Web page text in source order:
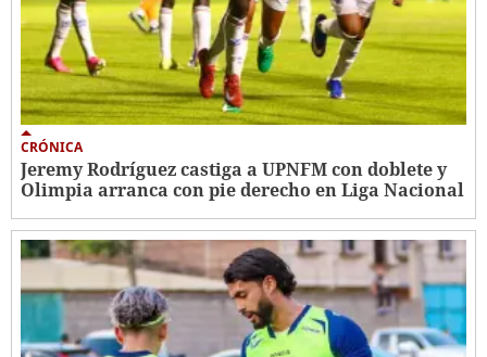
CRÓNICA
Jeremy Rodríguez castiga a UPNFM con doblete y
Olimpia arranca con pie derecho en Liga Nacional